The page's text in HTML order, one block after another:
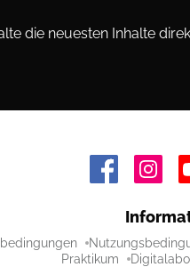
die neuesten Inhalte
Praktikum